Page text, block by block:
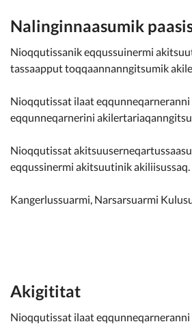
Kommune pillugu
Nalinginnaasumik
Nioqqutissanik eqqussuinermi
tassaapput toqqaannanngitsumik
Nioqqutissat ilaat
eqqunneqarnerini
Nioqqutissat
eqqussinermi akitsuutinik akiliisussaq.
Kangerlussuarmi, Narsarsuarmi
Akigititat
Nioqqutissat ilaat